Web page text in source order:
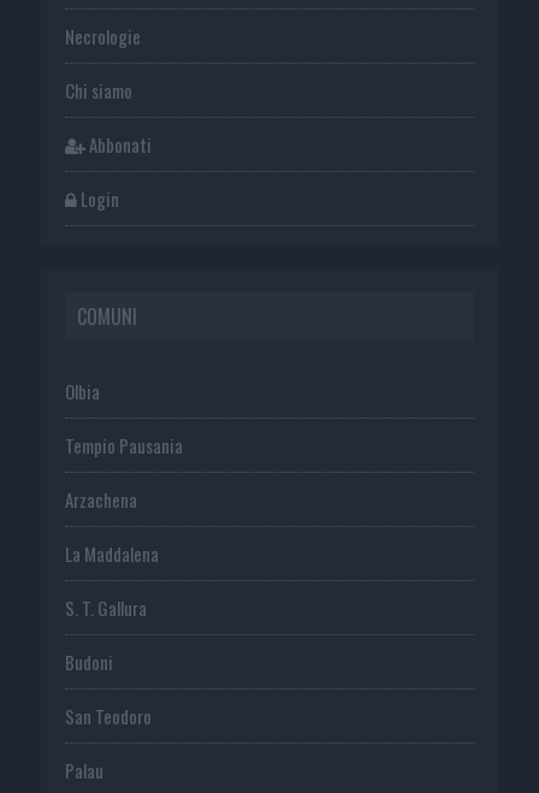
Necrologie
Chi siamo
Abbonati
Login
COMUNI
Olbia
Tempio Pausania
Arzachena
La Maddalena
S. T. Gallura
Budoni
San Teodoro
Palau